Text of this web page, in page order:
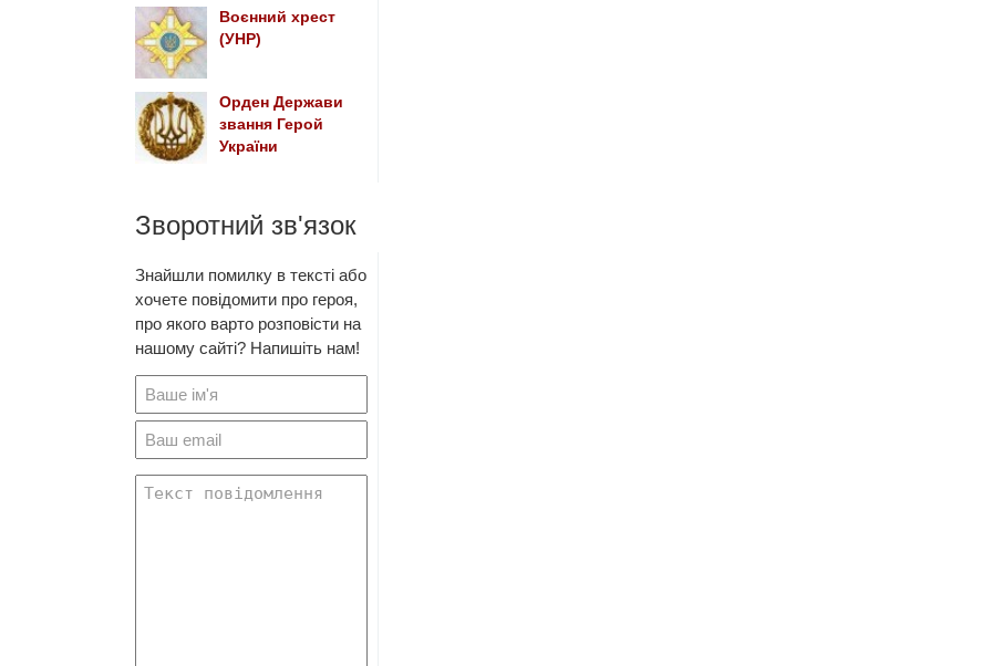
Воєнний хрест
(УНР)
Орден Держави
звання Герой
України
Зворотний зв'язок
Знайшли помилку в тексті або
хочете повідомити про героя,
про якого варто розповісти на
нашому сайті? Напишіть нам!